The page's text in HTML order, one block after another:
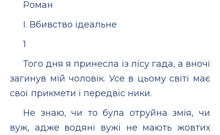
Роман
I. Вбивство ідеальне
1
Того дня я принесла із лісу гада, а вночі
загинув мій чоловік. Усе в цьому світі має
свої прикмети і передвіс ники.
Не знаю, чи то була отруйна змія, чи
вуж, адже водяні вужі не мають жовтих